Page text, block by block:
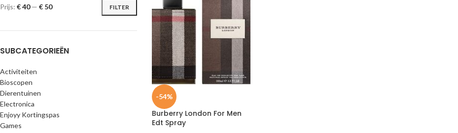
FILTER
Prijs: € 40— € 50
SUBCATEGORIEËN
Activiteiten
Bioscopen
Dierentuinen
Electronica
Enjoyy Kortingspas
Games
-54%
Burberry London For Men
Edt Spray